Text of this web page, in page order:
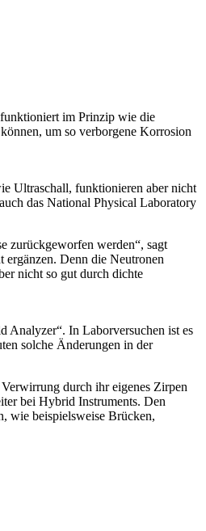
im Prinzip wie die
um so verborgene Korrosion
Ultraschall, funktionieren aber nicht
das National Physical Laboratory
zurückgeworfen werden“, sagt
ergänzen. Denn die Neutronen
nicht so gut durch dichte
Analyzer“. In Laborversuchen ist es
solche Änderungen in der
durch ihr eigenes Zirpen
bei Hybrid Instruments. Den
wie beispielsweise Brücken,